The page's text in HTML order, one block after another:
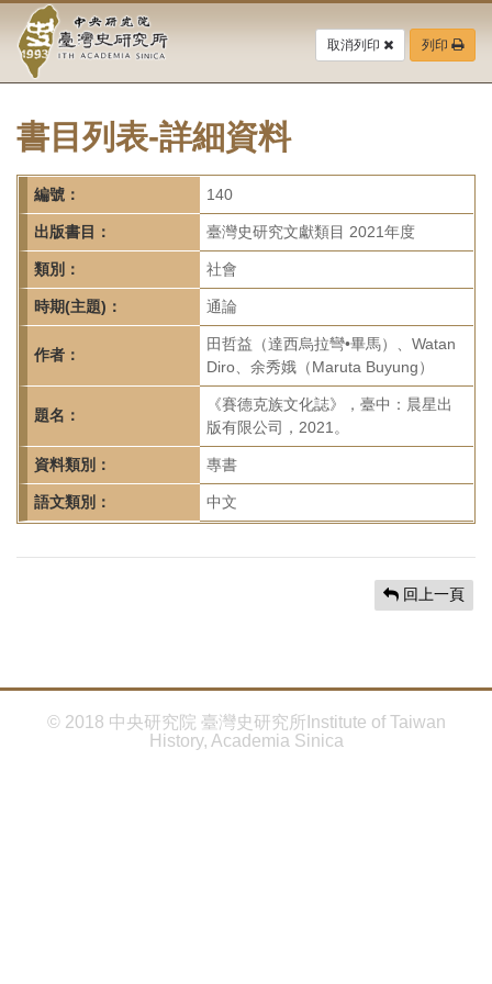
要
中
央
研
究
院-
臺
灣
史
研
究
所-
首
頁
取消列印 列印
書目列表-詳細資料
編號： 140
出版書目： 臺灣史研究文獻類目 2021年度
類別： 社會
時期(主題)： 通論
作者：
田哲益（達西烏拉彎•畢馬）、Watan
Diro、余秀娥（Maruta Buyung）
題名：
《賽德克族文化誌》，臺中：晨星出
版有限公司，2021。
資料類別： 專書
語文類別： 中文
回上一頁
© 2018 中央研究院 臺灣史研究所Institute of Taiwan
History, Academia Sinica